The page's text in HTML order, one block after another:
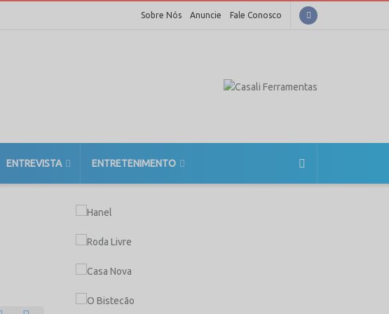
Sobre Nós Anuncie Fale Conosco
ENTREVISTA ENTRETENIMENTO